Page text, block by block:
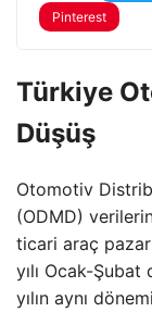
Pinterest
Türkiye
Düşüş
Otomotiv
(ODMD)
ticari araç
yılı Ocak-
yılın aynı